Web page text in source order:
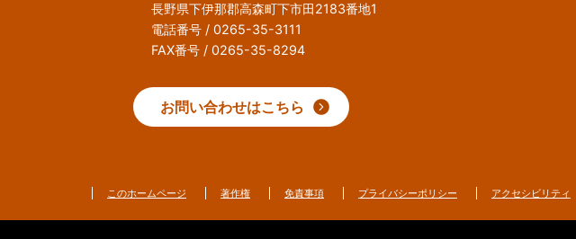
長野県下伊那郡高森町下市田2183番地1
電話番号 / 0265-35-3111
FAX番号 / 0265-35-8294
お問い合わせはこちら
このホームページ 著作権 免責事項 プライバシーポリシー アクセシビリティ